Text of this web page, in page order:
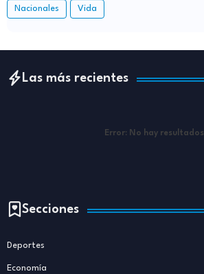
Nacionales Vida
Las más recientes
Error: No hay resultados
Secciones
Deportes
Economía